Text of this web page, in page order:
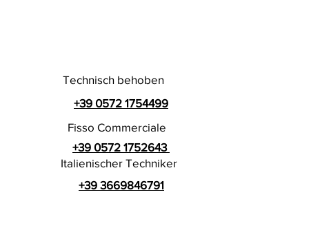
Technisch behoben
+39 0572 1754499
Fisso Commerciale
+39 0572 1752643
Italienischer Techniker
+39 3669846791